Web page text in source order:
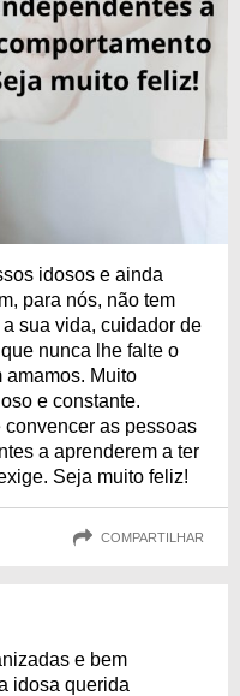
idosos e ainda
para nós, não tem
sua vida, cuidador de
nunca lhe falte o
amamos. Muito
e constante.
as pessoas
a aprenderem a ter
Seja muito feliz!
COMPARTILHAR
e bem
idosa querida